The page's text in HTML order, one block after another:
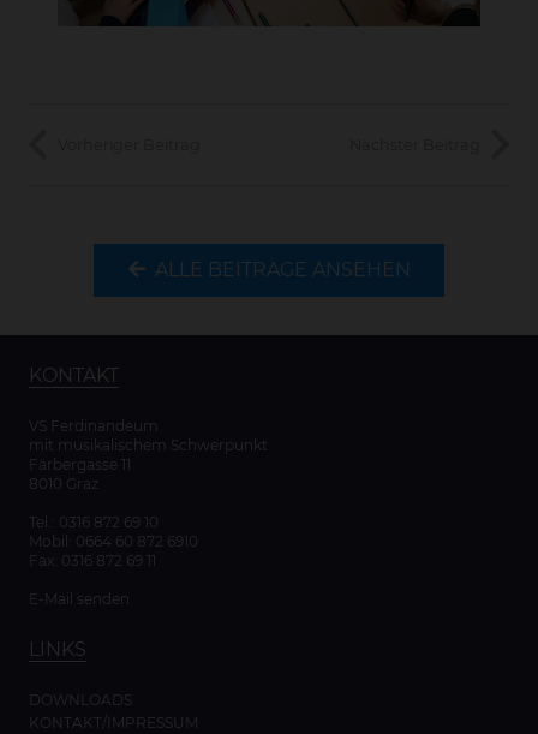
ALLE BEITRÄGE ANSEHEN
KONTAKT
VS Ferdinandeum
mit musikalischem Schwerpunkt
Färbergasse 11
8010 Graz
Tel.: 0316 872 69 10
Mobil: 0664 60 872 6910
Fax: 0316 872 69 11
E-Mail senden
LINKS
DOWNLOADS
KONTAKT/IMPRESSUM